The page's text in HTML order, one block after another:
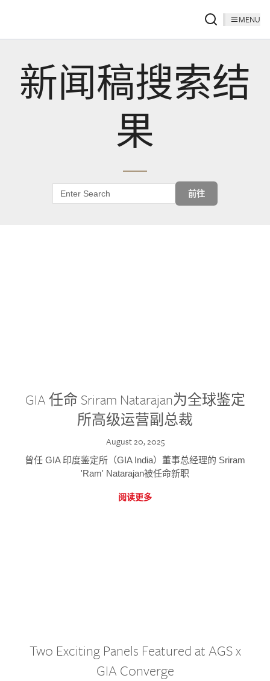
MENU
新闻稿搜索结
果
前往
GIA 任命 Sriram Natarajan为全球鉴定
所高级运营副总裁
August 20, 2025
曾任 GIA 印度鉴定所（GIA India）董事总经理的 Sriram
'Ram' Natarajan被任命新职
阅读更多
Two Exciting Panels Featured at AGS x
GIA Converge